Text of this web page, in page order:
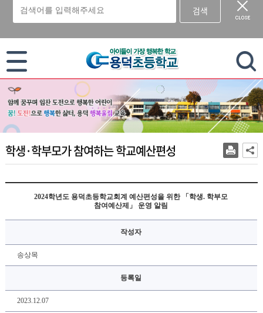
이 누리집은 대한민국 공식 전자정부 누리집입니다.
검색
학생·학부모가 참여하는 학교예산편성
2024학년도 용덕초등학교회계 예산편성을 위한 「학생. 학부모
참여예산제」 운영 알림
작성자
송상목
등록일
2023.12.07